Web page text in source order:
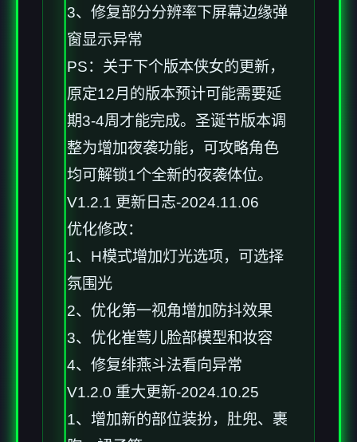
3、修复部分分辨率下屏幕边缘弹
窗显示异常
PS：关于下个版本侠女的更新，
原定12月的版本预计可能需要延
期3-4周才能完成。圣诞节版本调
整为增加夜袭功能，可攻略角色
均可解锁1个全新的夜袭体位。
V1.2.1 更新日志-2024.11.06
优化修改：
1、H模式增加灯光选项，可选择
氛围光
2、优化第一视角增加防抖效果
3、优化崔莺儿脸部模型和妆容
4、修复绯燕斗法看向异常
V1.2.0 重大更新-2024.10.25
1、增加新的部位装扮，肚兜、裹